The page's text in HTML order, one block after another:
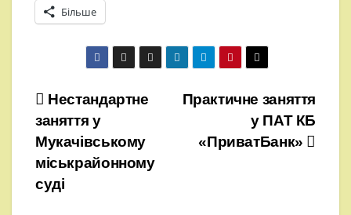
Більше
Навігація
записів
Практичне заняття
у ПАТ КБ
«ПриватБанк»
Нестандартне
заняття у
Мукачівському
міськрайонному
суді